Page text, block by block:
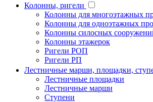
Колонны, ригели
Колонны для многоэтажных
Колонны для одноэтажных
Колонны силосных
Колонны этажерок
Ригели РОП
Ригели РП
Лестничные марши, площадки,
Лестничные площадки
Лестничные марши
Ступени